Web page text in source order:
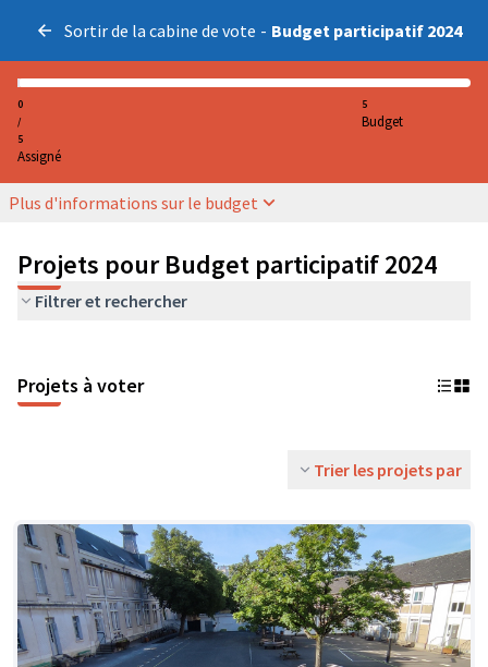
Sortir de la cabine de vote - Budget participatif 2024
0
/
5
Assigné
5
Budget
Plus d'informations sur le budget
Projets pour Budget participatif 2024
Filtrer et rechercher
Projets à voter
Trier les projets par